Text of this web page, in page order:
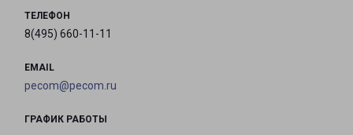
ТЕЛЕФОН
8(495) 660-11-11
EMAIL
pecom@pecom.ru
ГРАФИК РАБОТЫ